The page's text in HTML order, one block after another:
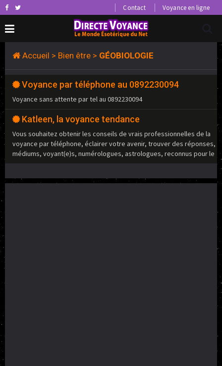
Contact Voyance en ligne
Accueil > Bien être > GÉOBIOLOGIE
Voyance par téléphone au 0892230094
Voyance sans attente par tel au 0892230094
Katleen, la voyance tendance
Vous souhaitez obtenir les conseils de vrais professionnelles de la
voyance par téléphone, éclairer votre avenir, trouver des réponses,
médiums, voyant(e)s, numérologues, astrologues, reconnus pour le